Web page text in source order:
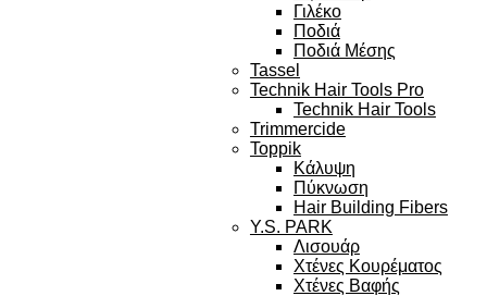
Γιλέκο
Ποδιά
Ποδιά Μέσης
Tassel
Technik Hair Tools Pro
Technik Hair Tools
Trimmercide
Toppik
Κάλυψη
Πύκνωση
Hair Building Fibers
Y.S. PARK
Λισουάρ
Χτένες Κουρέματος
Χτένες Βαφής